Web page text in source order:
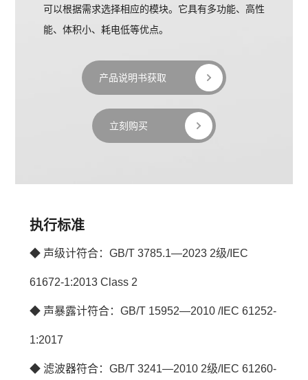
可以根据需求选择相应的模块。它具有多功能、高性
能、体积小、耗电低等优点。
产品说明书获取
立刻购买
执行标准
◆ 声级计符合：GB/T 3785.1—2023 2级/IEC
61672-1:2013 Class 2
◆ 声暴露计符合：GB/T 15952—2010 /IEC 61252-
1:2017
◆ 滤波器符合：GB/T 3241—2010 2级/IEC 61260-